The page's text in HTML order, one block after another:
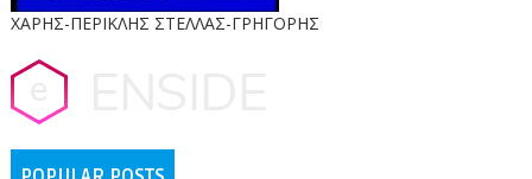
ΧΑΡΗΣ-ΠΕΡΙΚΛΗΣ ΣΤΕΛΛΑΣ-ΓΡΗΓΟΡΗΣ